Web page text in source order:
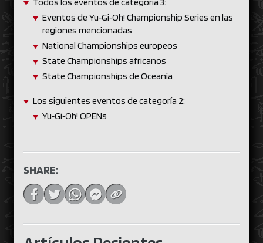
Eventos de Yu‑Gi‑Oh! Championship Series en las
regiones mencionadas
National Championships europeos
State Championships africanos
State Championships de Oceanía
Los siguientes eventos de categoría 2:
Yu‑Gi‑Oh! OPENs
SHARE: